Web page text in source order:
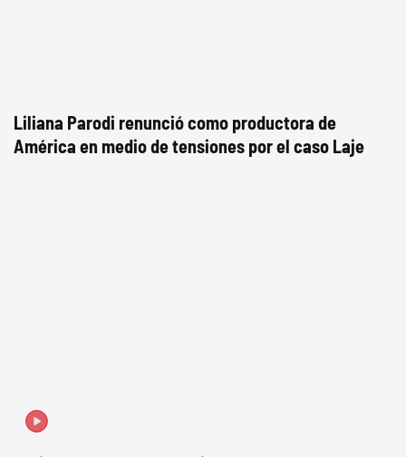
Liliana Parodi renunció como productora de
América en medio de tensiones por el caso Laje